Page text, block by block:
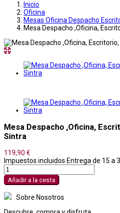
Inicio
Oficina
Mesas Oficina Despacho
Mesa Despacho ,Oficina,
Mesa Despacho ,Oficina,
Sintra
119,90 €
Impuestos incluidos Entrega de 15 a
Añadir a la cesta
Sobre Nosotros